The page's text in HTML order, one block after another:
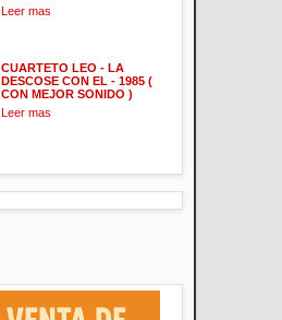
Leer mas
CUARTETO LEO - LA
DESCOSE CON EL - 1985 (
CON MEJOR SONIDO )
Leer mas